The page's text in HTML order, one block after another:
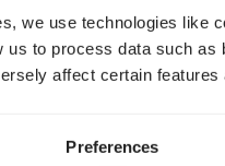
we use technologies like
us to process data such
affect certain features
Preferences
Um an
Kosten